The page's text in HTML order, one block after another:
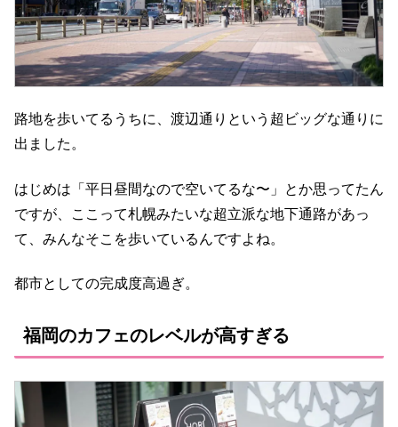
路地を歩いてるうちに、渡辺通りという超ビッグな通りに
出ました。
はじめは「平日昼間なので空いてるな〜」とか思ってたん
ですが、ここって札幌みたいな超立派な地下通路があっ
て、みんなそこを歩いているんですよね。
都市としての完成度高過ぎ。
福岡のカフェのレベルが高すぎる